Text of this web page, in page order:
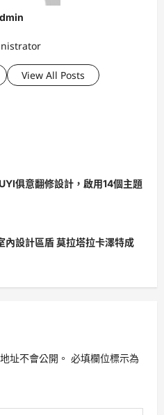
View All Posts
俱意翻修設計，啟用14個主題
設計區盾 莫拉塔拉卡澤特成
址不會公開。 必填欄位標示為